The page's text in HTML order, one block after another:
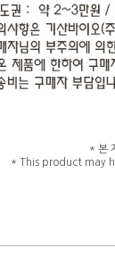
* 본
* This product may